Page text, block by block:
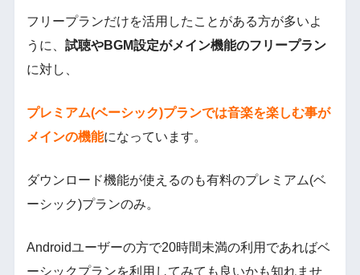
フリープランだけを活用したことがある方が多いよ
うに、 試聴やBGM設定がメイン機能のフリープラン
に対し、
プレミアム(ベーシック)プランでは音楽を楽しむ事が
メインの機能になっています。
ダウンロード機能が使えるのも有料のプレミアム(ベ
ーシック)プランのみ。
Androidユーザーの方で20時間未満の利用であればベ
ーシックプランを利用してみても良いかも知れませ